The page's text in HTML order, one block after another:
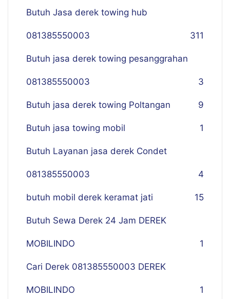
Butuh Jasa derek towing hub
081385550003 311
Butuh jasa derek towing pesanggrahan
081385550003 3
Butuh jasa derek towing Poltangan 9
Butuh jasa towing mobil 1
Butuh Layanan jasa derek Condet
081385550003 4
butuh mobil derek keramat jati 15
Butuh Sewa Derek 24 Jam DEREK
MOBILINDO 1
Cari Derek 081385550003 DEREK
MOBILINDO 1